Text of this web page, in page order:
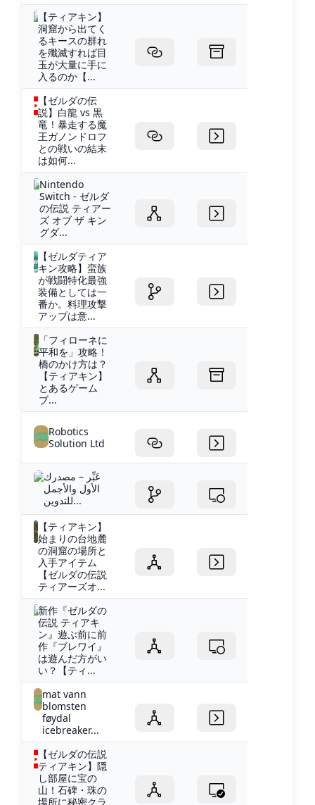
【ティアキン】
洞窟から出てく
るキースの群れ
を殲滅すれば目
玉が大量に手に
入るのか【...
【ゼルダの伝
説】白龍 vs 黒
竜！暴走する魔
王ガノンドロフ
との戦いの結末
は如何...
Nintendo
Switch - ゼルダ
の伝説 ティアー
ズ オブ ザ キン
グダ...
【ゼルダティア
キン攻略】蛮族
が戦闘特化最強
装備としては一
番か。料理攻撃
アップは意...
「フィローネに
平和を」攻略！
橋のかけ方は？
【ティアキン】
とあるゲーム
ブ...
Robotics
Solution Ltd
عَبِّر – مصدرك
الأول والأجمل
للتدوين...
【ティアキン】
始まりの台地麓
の洞窟の場所と
入手アイテム
【ゼルダの伝説
ティアーズオ...
新作『ゼルダの
伝説 ティアキ
ン』遊ぶ前に前
作『ブレワイ』
は遊んだ方がい
い？【ティ...
mat vann
blomsten
føydal
icebreaker...
【ゼルダの伝説
ティアキン】隠
し部屋に宝の
山！石碑・珠の
場所に秘密クラ